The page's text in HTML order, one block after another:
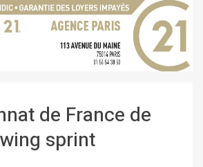
de France de
sprint